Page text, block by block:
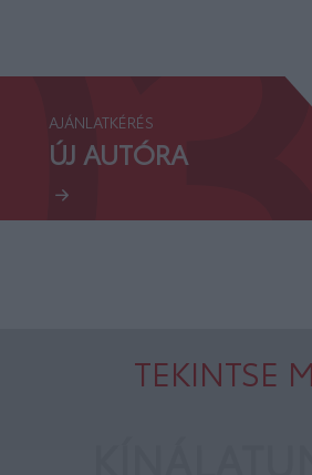
AJÁNLATKÉRÉS
ÚJ AUTÓRA
TEKINTSE